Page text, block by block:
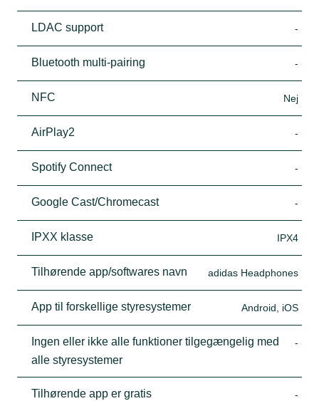
LDAC support -
Bluetooth multi-pairing -
NFC Nej
AirPlay2 -
Spotify Connect -
Google Cast/Chromecast -
IPXX klasse IPX4
Tilhørende app/softwares navn adidas Headphones
App til forskellige styresystemer Android, iOS
Ingen eller ikke alle funktioner tilgegængelig med
alle styresystemer
-
Tilhørende app er gratis -